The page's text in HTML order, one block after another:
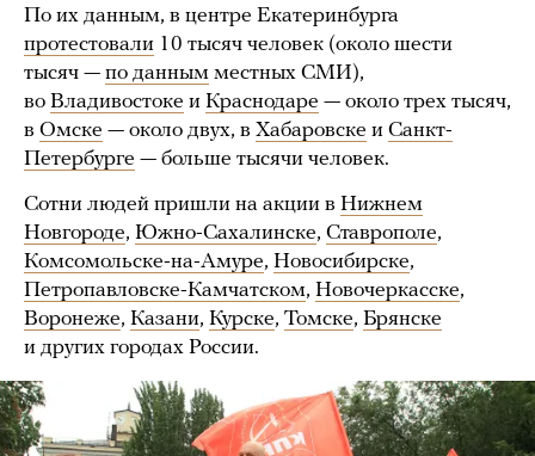
По их данным, в центре Екатеринбурга
протестовали 10 тысяч человек (около шести
тысяч — по данным местных СМИ),
во Владивостоке и Краснодаре — около трех тысяч,
в Омске — около двух, в Хабаровске и Санкт-
Петербурге — больше тысячи человек.
Сотни людей пришли на акции в Нижнем
Новгороде, Южно-Сахалинске, Ставрополе,
Комсомольске-на-Амуре, Новосибирске,
Петропавловске-Камчатском, Новочеркасске,
Воронеже, Казани, Курске, Томске, Брянске
и других городах России.